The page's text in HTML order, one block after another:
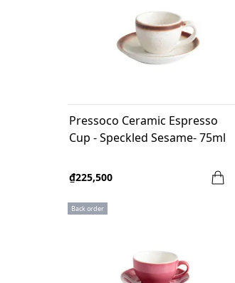
Pressoco Ceramic Espresso
Cup - Speckled Sesame- 75ml
₫225,500
Back order